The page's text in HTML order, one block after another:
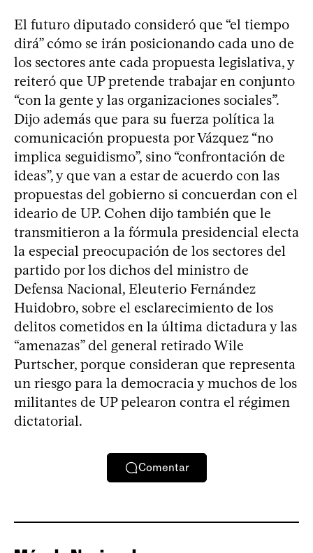
El futuro diputado consideró que “el tiempo
dirá” cómo se irán posicionando cada uno de
los sectores ante cada propuesta legislativa, y
reiteró que UP pretende trabajar en conjunto
“con la gente y las organizaciones sociales”.
Dijo además que para su fuerza política la
comunicación propuesta por Vázquez “no
implica seguidismo”, sino “confrontación de
ideas”, y que van a estar de acuerdo con las
propuestas del gobierno si concuerdan con el
ideario de UP. Cohen dijo también que le
transmitieron a la fórmula presidencial electa
la especial preocupación de los sectores del
partido por los dichos del ministro de
Defensa Nacional, Eleuterio Fernández
Huidobro, sobre el esclarecimiento de los
delitos cometidos en la última dictadura y las
“amenazas” del general retirado Wile
Purtscher, porque consideran que representa
un riesgo para la democracia y muchos de los
militantes de UP pelearon contra el régimen
dictatorial.
Comentar